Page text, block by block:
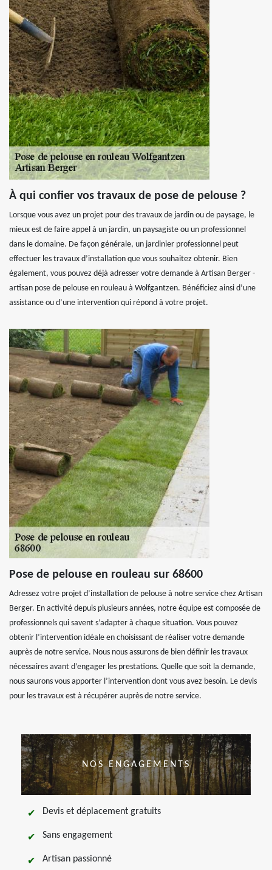
À qui confier vos travaux de pose de pelouse ?
Lorsque vous avez un projet pour des travaux de jardin ou de paysage, le
mieux est de faire appel à un jardin, un paysagiste ou un professionnel
dans le domaine. De façon générale, un jardinier professionnel peut
effectuer les travaux d’installation que vous souhaitez obtenir. Bien
également, vous pouvez déjà adresser votre demande à Artisan Berger -
artisan pose de pelouse en rouleau à Wolfgantzen. Bénéficiez ainsi d’une
assistance ou d’une intervention qui répond à votre projet.
Pose de pelouse en rouleau sur 68600
Adressez votre projet d’installation de pelouse à notre service chez Artisan
Berger. En activité depuis plusieurs années, notre équipe est composée de
professionnels qui savent s’adapter à chaque situation. Vous pouvez
obtenir l’intervention idéale en choisissant de réaliser votre demande
auprès de notre service. Nous nous assurons de bien définir les travaux
nécessaires avant d’engager les prestations. Quelle que soit la demande,
nous saurons vous apporter l’intervention dont vous avez besoin. Le devis
pour les travaux est à récupérer auprès de notre service.
NOS ENGAGEMENTS
Devis et déplacement gratuits
Sans engagement
Artisan passionné